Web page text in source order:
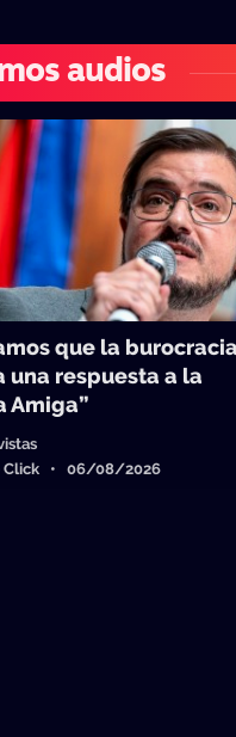
audios
que la
una respuesta a la
Amiga”
Click • 06/08/2026